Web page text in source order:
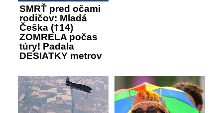
SMRŤ pred očami
rodičov: Mladá
Češka (†14)
ZOMRELA počas
túry! Padala
DESIATKY metrov